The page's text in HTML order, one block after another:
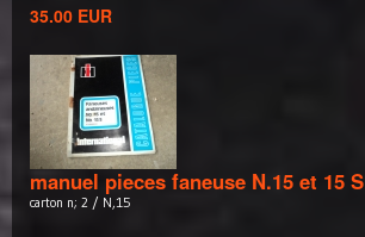
35.00 EUR
manuel pieces faneuse N.15 et 15 S
carton n; 2 / N,15